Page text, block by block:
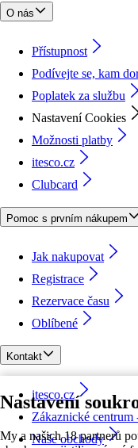
Nastavení
My a našich 18 partnerů
O nás
Přístupnost
Podívejte se, kam
Poplatek za službu
Nastavení Cookies
Možnosti platby
itesco.cz
Clubcard
Pomoc s prvním nákupem
Jak nakupovat
Registrace
Rezervace času
Oblíbené
Kontakt
itesco.cz
Zákaznické centrum
Naše obchody